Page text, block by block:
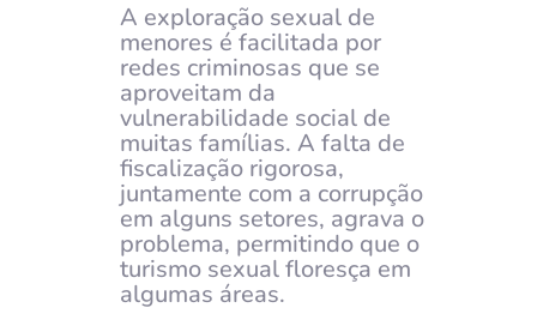
A exploração sexual de
menores é facilitada por
redes criminosas que se
aproveitam da
vulnerabilidade social de
muitas famílias. A falta de
fiscalização rigorosa,
juntamente com a corrupção
em alguns setores, agrava o
problema, permitindo que o
turismo sexual floresça em
algumas áreas.